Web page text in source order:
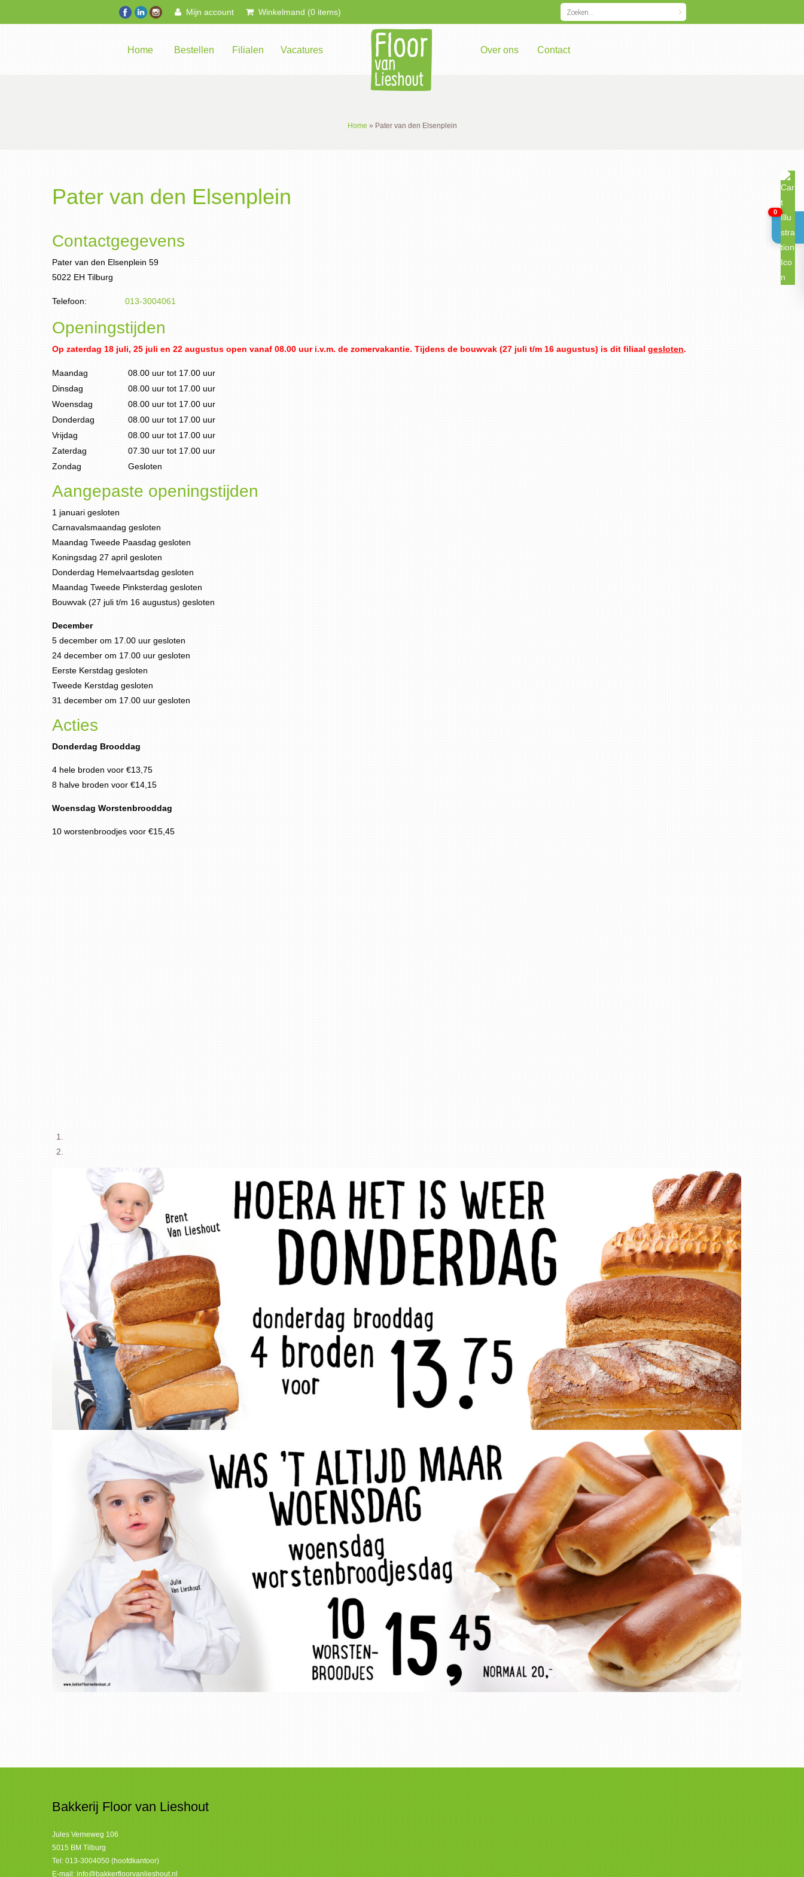
Mijn account Winkelmand (0 items)
Home Bestellen Filialen Vacatures Over ons Contact
Home » Pater van den Elsenplein
Pater van den Elsenplein
Contactgegevens
Pater van den Elsenplein 59
5022 EH Tilburg
Telefoon: 013-3004061
Openingstijden
Op zaterdag 18 juli, 25 juli en 22 augustus open vanaf 08.00 uur i.v.m. de zomervakantie. Tijdens de bouwvak (27 juli t/m 16 augustus) is dit filiaal gesloten.
Maandag
08.00 uur tot 17.00 uur
Dinsdag
08.00 uur tot 17.00 uur
Woensdag
08.00 uur tot 17.00 uur
Donderdag
08.00 uur tot 17.00 uur
Vrijdag
08.00 uur tot 17.00 uur
Zaterdag
07.30 uur tot 17.00 uur
Zondag
Gesloten
Aangepaste openingstijden
1 januari gesloten
Carnavalsmaandag gesloten
Maandag Tweede Paasdag gesloten
Koningsdag 27 april gesloten
Donderdag Hemelvaartsdag gesloten
Maandag Tweede Pinksterdag gesloten
Bouwvak (27 juli t/m 16 augustus) gesloten
December
5 december om 17.00 uur gesloten
24 december om 17.00 uur gesloten
Eerste Kerstdag gesloten
Tweede Kerstdag gesloten
31 december om 17.00 uur gesloten
Acties
Donderdag Brooddag
4 hele broden voor €13,75
8 halve broden voor €14,15
Woensdag Worstenbrooddag
10 worstenbroodjes voor €15,45
Bakkerij Floor van Lieshout
Jules Verneweg 106
5015 BM Tilburg
Tel: 013-3004050 (hoofdkantoor)
E-mail: info@bakkerfloorvanlieshout.nl
0